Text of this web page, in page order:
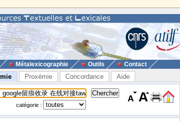
Métalexicographie Outils Contact
Proxémie Concordance Aide
catégorie :